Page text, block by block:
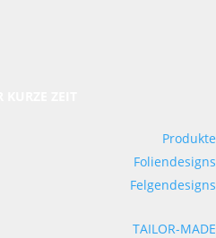
Produkte
Foliendesigns
Felgendesigns
TAILOR-MADE